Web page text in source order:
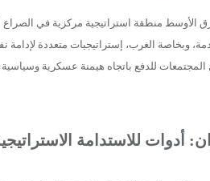
منطقة استراتيجية مركزية في الصراع
وبخاصة الغرب، إستراتيجيات متعددة
للدفع باتجاه هيمنة عسكرية وسياسية
أدوات للاستدامة